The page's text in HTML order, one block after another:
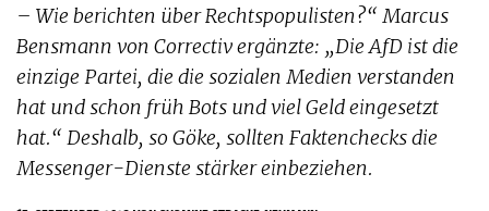
– Wie berichten über Rechtspopulisten?“ Marcus
Bensmann von Correctiv ergänzte: „Die AfD ist die
einzige Partei, die die sozialen Medien verstanden
hat und schon früh Bots und viel Geld eingesetzt
hat.“ Deshalb, so Göke, sollten Faktenchecks die
Messenger-Dienste stärker einbeziehen.